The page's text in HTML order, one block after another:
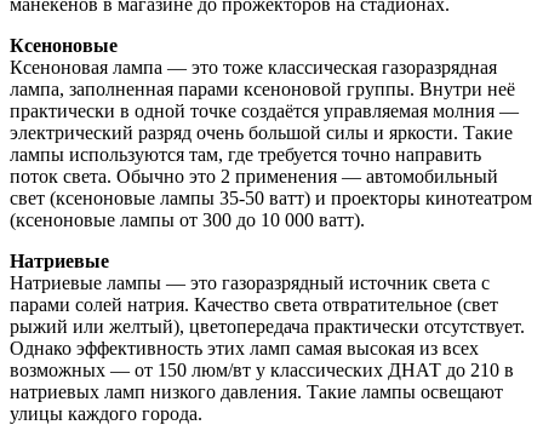
Ксеноновые
Ксеноновая лампа — это тоже классическая газоразрядная
лампа, заполненная парами ксеноновой группы. Внутри неё
практически в одной точке создаётся управляемая молния —
электрический разряд очень большой силы и яркости. Такие
лампы используются там, где требуется точно направить
поток света. Обычно это 2 применения — автомобильный
свет (ксеноновые лампы 35-50 ватт) и проекторы кинотеатром
(ксеноновые лампы от 300 до 10 000 ватт).
Натриевые
Натриевые лампы — это газоразрядный источник света с
парами солей натрия. Качество света отвратительное (свет
рыжий или желтый), цветопередача практически отсутствует.
Однако эффективность этих ламп самая высокая из всех
возможных — от 150 люм/вт у классических ДНАТ до 210 в
натриевых ламп низкого давления. Такие лампы освещают
улицы каждого города.